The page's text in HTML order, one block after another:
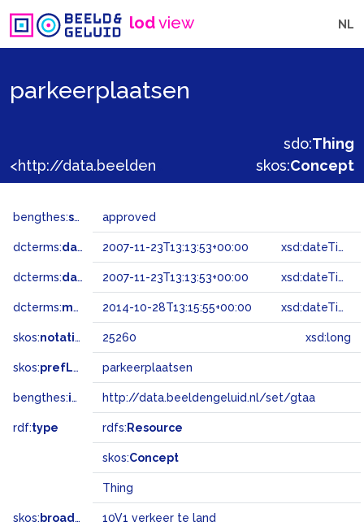
lodview NL
parkeerplaatsen
sdo:Thing
skos:Concept
bengthes:status approved
dcterms:dateAccepted 2007-11-23T13:13:53+00:00 xsd:dateTime
dcterms:dateSubmitted 2007-11-23T13:13:53+00:00 xsd:dateTime
dcterms:modified 2014-10-28T13:15:55+00:00 xsd:dateTime
skos:notation 25260 xsd:long
skos:prefLabel parkeerplaatsen
bengthes:inSet http://data.beeldengeluid.nl/set/gtaa
rdf:type rdfs: Resource
skos:Concept
Thing
skos: broadMatch 10V1 verkeer te land